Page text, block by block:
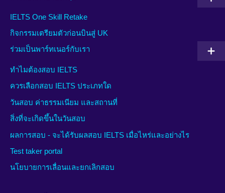
IELTS One Skill Retake
กิจกรรมเตรียมตัวก่อนบินสู่ UK
ร่วมเป็นพาร์ทเนอร์กับเรา
ทำไมต้องสอบ IELTS
ควรเลือกสอบ IELTS ประเภทใด
วันสอบ ค่าธรรมเนียม และสถานที่
สิ่งที่จะเกิดขึ้นในวันสอบ
ผลการสอบ - จะได้รับผลสอบ IELTS เมื่อไหร่และอย่างไร
Test taker portal
นโยบายการเลื่อนและยกเลิกสอบ